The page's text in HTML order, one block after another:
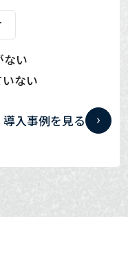
ない
ない
導入事例を見る